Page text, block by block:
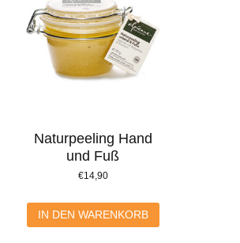
Naturpeeling Hand
und Fuß
€14,90
IN DEN WARENKORB